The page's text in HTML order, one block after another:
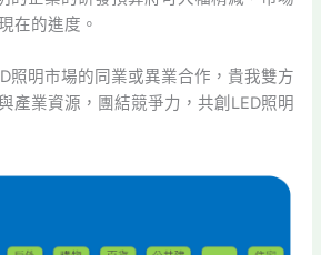
在的進度。
照明市場的同業或異業合作，貴我雙方
產業資源，團結競爭力，共創LED照明